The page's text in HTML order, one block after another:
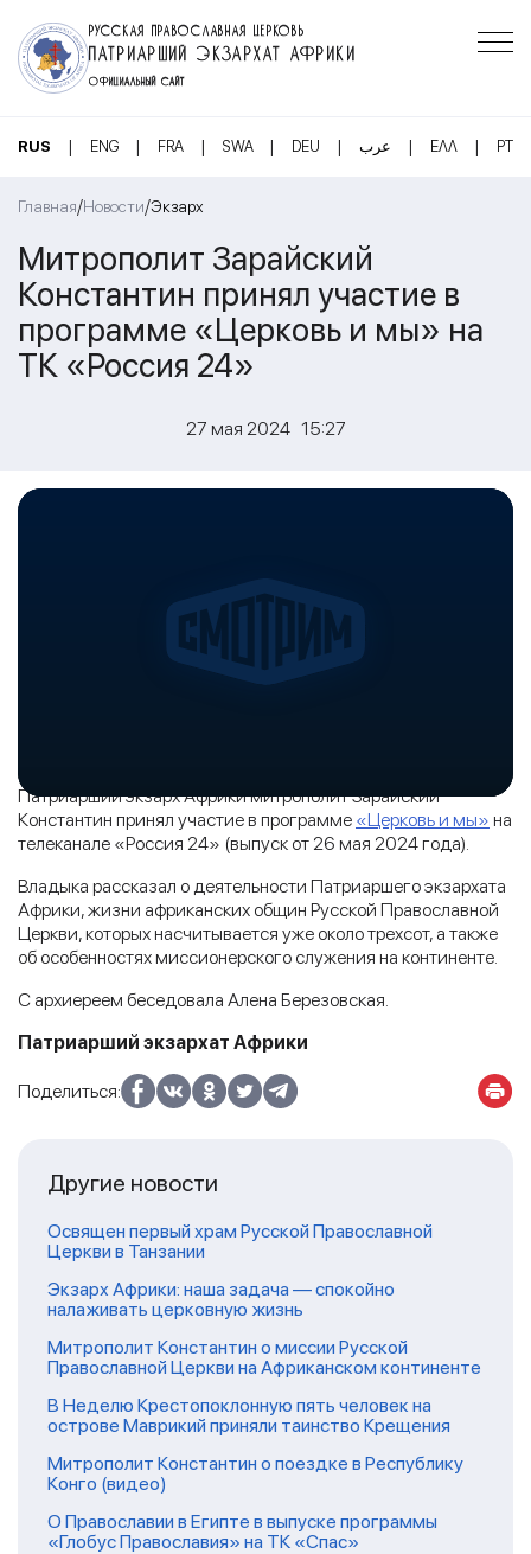
РУССКАЯ ПРАВОСЛАВНАЯ ЦЕРКОВЬ
ПАТРИАРШИЙ ЭКЗАРХАТ АФРИКИ
ОФИЦИАЛЬНЫЙ САЙТ
RUS | ENG | FRA | SWA | DEU | عرب | ΕΛΛ | PT
Главная/Новости/Экзарх
Митрополит Зарайский
Константин принял участие в
программе «Церковь и мы» на
ТК «Россия 24»
27 мая 2024 15:27
Патриарший экзарх Африки митрополит Зарайский
Константин принял участие в программе «Церковь и мы» на
телеканале «Россия 24» (выпуск от 26 мая 2024 года).
Владыка рассказал о деятельности Патриаршего экзархата
Африки, жизни африканских общин Русской Православной
Церкви, которых насчитывается уже около трехсот, а также
об особенностях миссионерского служения на континенте.
С архиереем беседовала Алена Березовская.
Патриарший экзархат Африки
Поделиться:
Другие новости
Освящен первый храм Русской Православной
Церкви в Танзании
Экзарх Африки: наша задача — спокойно
налаживать церковную жизнь
Митрополит Константин о миссии Русской
Православной Церкви на Африканском континенте
В Неделю Крестопоклонную пять человек на
острове Маврикий приняли таинство Крещения
Митрополит Константин о поездке в Республику
Конго (видео)
О Православии в Египте в выпуске программы
«Глобус Православия» на ТК «Спас»